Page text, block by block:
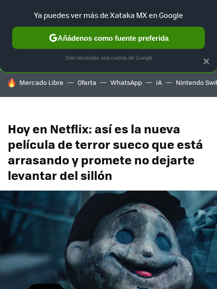
SELECCIÓN GAMING HOME AUTO TERRITORIO
HOY SE HABLA DE
Mercado Libre Oferta WhatsApp IA Nintendo
Hoy en Netflix: así es la nueva
película de terror sueco que está
arrasando y promete no dejarte
levantar del sillón
×
Ya puedes ver más de Xataka MX en Google
Añádenos como fuente preferida
Solo necesitas una cuenta de Google